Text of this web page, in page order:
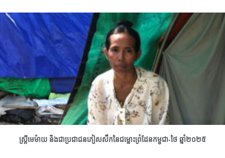
ស្រ្តីមេម៉ាយ និងជាប្រជាជនភៀសសឹកនៃជម្លោះព្រំដែនកម្ពុជា-ថៃ ឆ្នាំ២០២៥